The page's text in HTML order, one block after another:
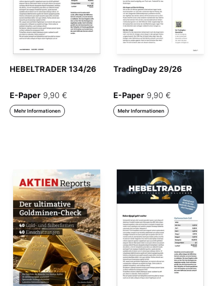
HEBELTRADER 134/26
E-Paper 9,90 €
Mehr Informationen
TradingDay 29/26
E-Paper 9,90 €
Mehr Informationen